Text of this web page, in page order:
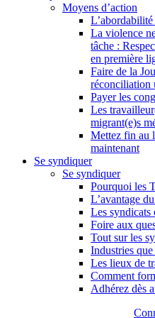
Moyens d’action
La violence
tâche :
en première
Faire de la
réconciliation
Payer les
Les
migrant(e)s
Mettez fin au
maintenant
Se syndiquer
Se syndiquer
Pourquoi les
L’avantage
Les syndicats
Foire aux
Tout sur les
Industries
Les lieux de
Comment
Adhérez dès